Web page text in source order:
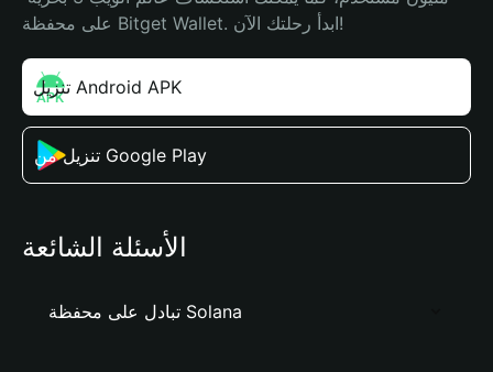
على محفظة Bitget Wallet. ابدأ رحلتك الآن!
تنزيل Android APK
تنزيل من Google Play
الأسئلة الشائعة
تبادل على محفظة Solana